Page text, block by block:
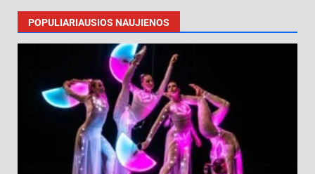
POPULIARIAUSIOS NAUJIENOS